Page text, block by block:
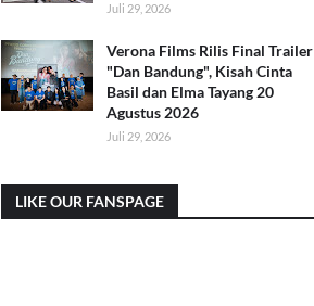
Juli 29, 2026
Verona Films Rilis Final Trailer
"Dan Bandung", Kisah Cinta
Basil dan Elma Tayang 20
Agustus 2026
Juli 29, 2026
LIKE OUR FANSPAGE